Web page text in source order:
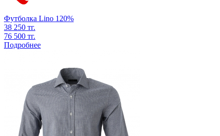
Футболка Lino 120%
38 250 тг.
76 500 тг.
Подробнее